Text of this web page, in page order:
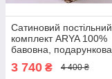
Сатиновий постільний
комплект ARYA 100%
бавовна, подарункова
євро
3 740 ₴ 4 400 ₴